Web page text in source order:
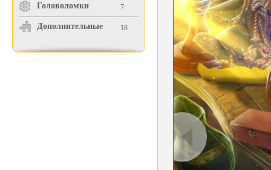
Головоломки 7
Дополнительные 18